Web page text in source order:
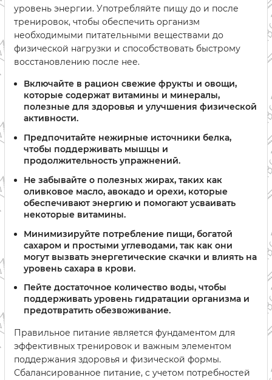
уровень энергии. Употребляйте пищу до и после
тренировок, чтобы обеспечить организм
необходимыми питательными веществами до
физической нагрузки и способствовать быстрому
восстановлению после нее.
Включайте в рацион свежие фрукты и овощи,
которые содержат витамины и минералы,
полезные для здоровья и улучшения физической
активности.
Предпочитайте нежирные источники белка,
чтобы поддерживать мышцы и
продолжительность упражнений.
Не забывайте о полезных жирах, таких как
оливковое масло, авокадо и орехи, которые
обеспечивают энергию и помогают усваивать
некоторые витамины.
Минимизируйте потребление пищи, богатой
сахаром и простыми углеводами, так как они
могут вызвать энергетические скачки и влиять на
уровень сахара в крови.
Пейте достаточное количество воды, чтобы
поддерживать уровень гидратации организма и
предотвратить обезвоживание.
Правильное питание является фундаментом для
эффективных тренировок и важным элементом
поддержания здоровья и физической формы.
Сбалансированное питание, с учетом потребностей